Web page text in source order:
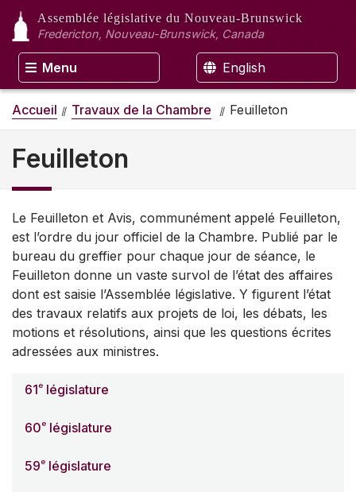
Assemblée législative du Nouveau-Brunswick
Fredericton, Nouveau-Brunswick, Canada
Menu English
Accueil Travaux de la Chambre Feuilleton
Feuilleton
Le Feuilleton et Avis, communément appelé Feuilleton,
est l’ordre du jour officiel de la Chambre. Publié par le
bureau du greffier pour chaque jour de séance, le
Feuilleton donne un vaste survol de l’état des affaires
dont est saisie l’Assemblée législative. Y figurent l’état
des travaux relatifs aux projets de loi, les débats, les
motions et résolutions, ainsi que les questions écrites
adressées aux ministres.
61e législature
60e législature
59e législature